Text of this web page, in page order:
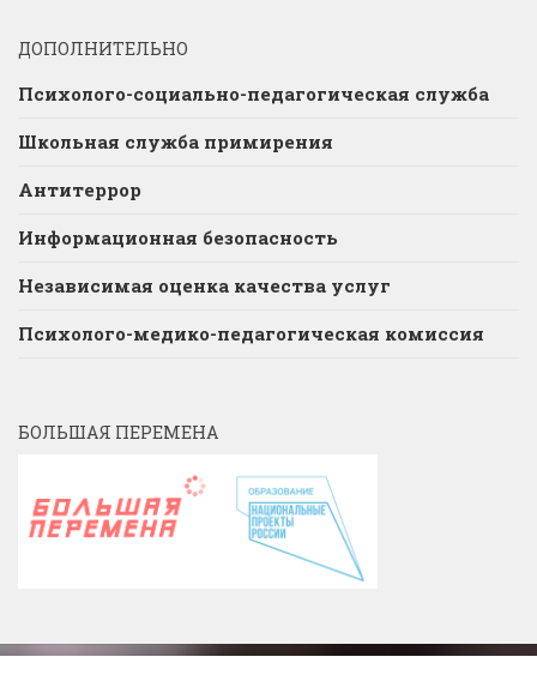
ДОПОЛНИТЕЛЬНО
Психолого-социально-педагогическая служба
Школьная служба примирения
Антитеррор
Информационная безопасность
Независимая оценка качества услуг
Психолого-медико-педагогическая комиссия
БОЛЬШАЯ ПЕРЕМЕНА